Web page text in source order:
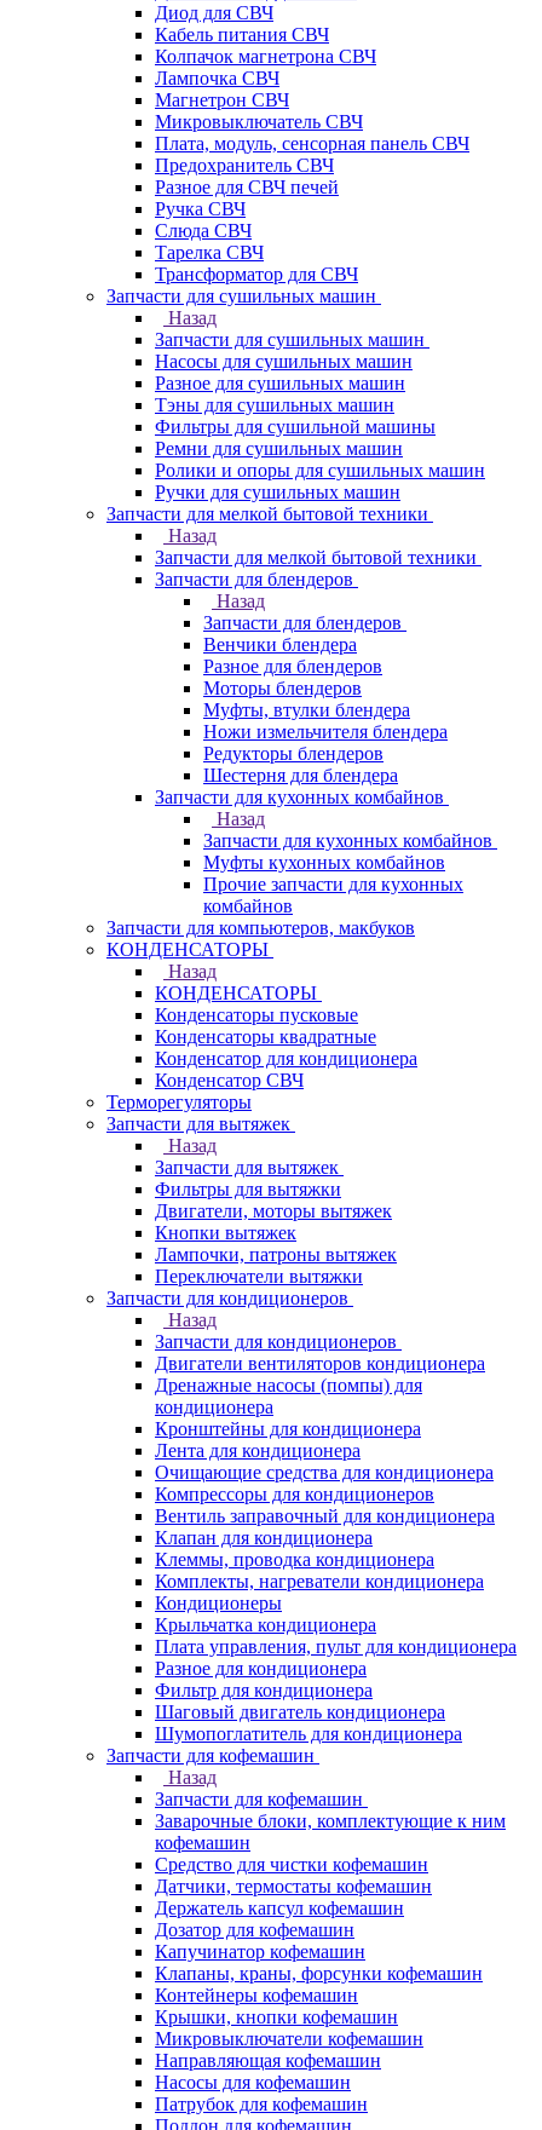
Диод для СВЧ
Кабель питания СВЧ
Колпачок магнетрона СВЧ
Лампочка СВЧ
Магнетрон СВЧ
Микровыключатель СВЧ
Плата, модуль, сенсорная панель СВЧ
Предохранитель СВЧ
Разное для СВЧ печей
Ручка СВЧ
Слюда СВЧ
Тарелка СВЧ
Трансформатор для СВЧ
Запчасти для сушильных машин
Назад
Запчасти для сушильных машин
Насосы для сушильных машин
Разное для сушильных машин
Тэны для сушильных машин
Фильтры для сушильной машины
Ремни для сушильных машин
Ролики и опоры для сушильных машин
Ручки для сушильных машин
Запчасти для мелкой бытовой техники
Назад
Запчасти для мелкой бытовой техники
Запчасти для блендеров
Назад
Запчасти для блендеров
Венчики блендера
Разное для блендеров
Моторы блендеров
Муфты, втулки блендера
Ножи измельчителя блендера
Редукторы блендеров
Шестерня для блендера
Запчасти для кухонных комбайнов
Назад
Запчасти для кухонных комбайнов
Муфты кухонных комбайнов
Прочие запчасти для кухонных
комбайнов
Запчасти для компьютеров, макбуков
КОНДЕНСАТОРЫ
Назад
КОНДЕНСАТОРЫ
Конденсаторы пусковые
Конденсаторы квадратные
Конденсатор для кондиционера
Конденсатор СВЧ
Терморегуляторы
Запчасти для вытяжек
Назад
Запчасти для вытяжек
Фильтры для вытяжки
Двигатели, моторы вытяжек
Кнопки вытяжек
Лампочки, патроны вытяжек
Переключатели вытяжки
Запчасти для кондиционеров
Назад
Запчасти для кондиционеров
Двигатели вентиляторов кондиционера
Дренажные насосы (помпы) для
кондиционера
Кронштейны для кондиционера
Лента для кондиционера
Очищающие средства для кондиционера
Компрессоры для кондиционеров
Вентиль заправочный для кондиционера
Клапан для кондиционера
Клеммы, проводка кондиционера
Комплекты, нагреватели кондиционера
Кондиционеры
Крыльчатка кондиционера
Плата управления, пульт для кондиционера
Разное для кондиционера
Фильтр для кондиционера
Шаговый двигатель кондиционера
Шумопоглатитель для кондиционера
Запчасти для кофемашин
Назад
Запчасти для кофемашин
Заварочные блоки, комплектующие к ним
кофемашин
Средство для чистки кофемашин
Датчики, термостаты кофемашин
Держатель капсул кофемашин
Дозатор для кофемашин
Капучинатор кофемашин
Клапаны, краны, форсунки кофемашин
Контейнеры кофемашин
Крышки, кнопки кофемашин
Микровыключатели кофемашин
Направляющая кофемашин
Насосы для кофемашин
Патрубок для кофемашин
Поддон для кофемашин